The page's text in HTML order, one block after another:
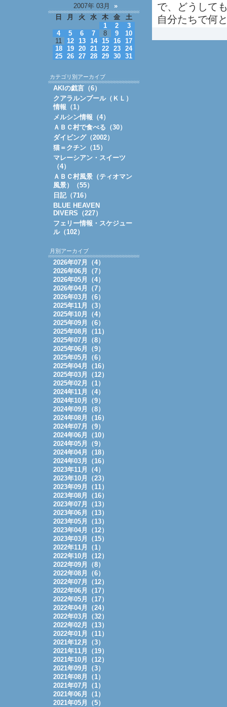
で、どうして
自分たちで何
2007年 03月 »
日
月 火 水 木 金
土
1
2
3
4
5 6 7 8 9
10
11
12 13 14 15 16
17
18
19 20 21 22 23
24
25
26 27 28 29 30 31
カテゴリ別アーカイブ
AKIの戯言（6）
クアラルンプール（ＫＬ）
情報（1）
メルシン情報（4）
ＡＢＣ村で食べる（30）
ダイビング（2002）
猫＝クチン（15）
マレーシアン・スイーツ
（4）
ＡＢＣ村風景（ティオマン
風景）（55）
日記（716）
BLUE HEAVEN
DIVERS（227）
フェリー情報・スケジュー
ル（102）
月別アーカイブ
2026年07月（4）
2026年06月（7）
2026年05月（4）
2026年04月（7）
2026年03月（6）
2025年11月（3）
2025年10月（4）
2025年09月（6）
2025年08月（11）
2025年07月（8）
2025年06月（9）
2025年05月（6）
2025年04月（16）
2025年03月（12）
2025年02月（1）
2024年11月（4）
2024年10月（9）
2024年09月（8）
2024年08月（16）
2024年07月（9）
2024年06月（10）
2024年05月（9）
2024年04月（18）
2024年03月（16）
2023年11月（4）
2023年10月（23）
2023年09月（11）
2023年08月（16）
2023年07月（13）
2023年06月（13）
2023年05月（13）
2023年04月（12）
2023年03月（15）
2022年11月（1）
2022年10月（12）
2022年09月（8）
2022年08月（6）
2022年07月（12）
2022年06月（17）
2022年05月（17）
2022年04月（24）
2022年03月（32）
2022年02月（13）
2022年01月（11）
2021年12月（3）
2021年11月（19）
2021年10月（12）
2021年09月（3）
2021年08月（1）
2021年07月（1）
2021年06月（1）
2021年05月（5）